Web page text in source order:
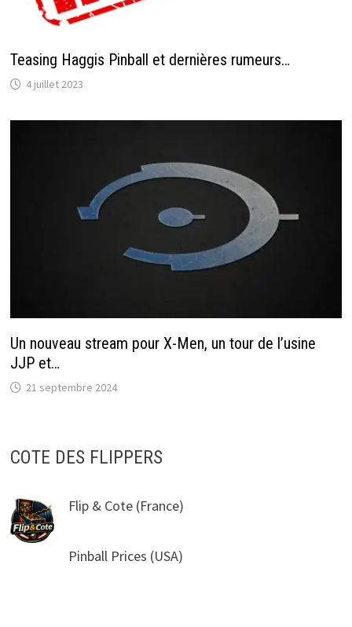
Teasing Haggis Pinball et dernières rumeurs…
4 juillet 2023
Un nouveau stream pour X-Men, un tour de l’usine
JJP et…
21 septembre 2024
COTE DES FLIPPERS
Flip & Cote(France)
Pinball Prices (USA)